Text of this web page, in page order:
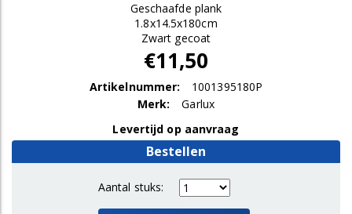
Geschaafde plank
1.8x14.5x180cm
Zwart gecoat
€11,50
Artikelnummer:
1001395180P
Merk:
Garlux
Levertijd op aanvraag
Bestellen
Aantal stuks: